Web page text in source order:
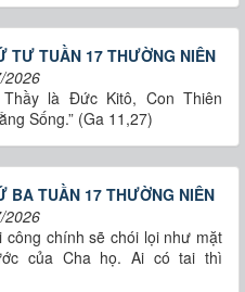
TƯ TUẦN 17 THƯỜNG NIÊN
2026
là Đức Kitô, Con Thiên
Sống.” (Ga 11,27)
BA TUẦN 17 THƯỜNG NIÊN
2026
công chính sẽ chói lọi như mặt
của Cha họ. Ai có tai thì